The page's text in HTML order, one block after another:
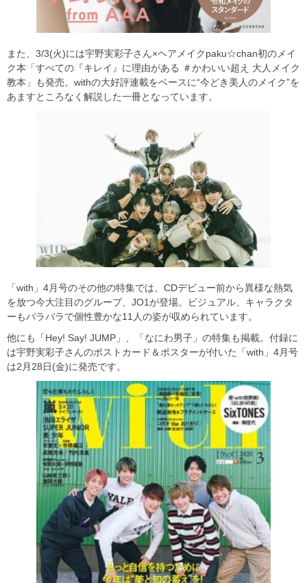
また、3/3(火)には宇野実彩子さん×ヘアメイクpaku☆chan初のメイ
ク本「すべての『キレイ』に理由がある ＃かわいい超え 大人メイク
教本」も発売。withの大好評連載をベースに“今どき美人のメイク”を
あますところなく解説した一冊となっています。
「with」4月号のその他の特集では、CDデビュー前から異様な熱気
を放つ今大注目のグループ、JO1が登場。ビジュアル、キャラクタ
ーもバラバラで個性豊かな11人の姿が収められています。
他にも「Hey! Say! JUMP」、「なにわ男子」の特集も掲載。付録に
は宇野実彩子さんのポストカード＆ポスターが付いた「with」4月号
は2月28日(金)に発売です。